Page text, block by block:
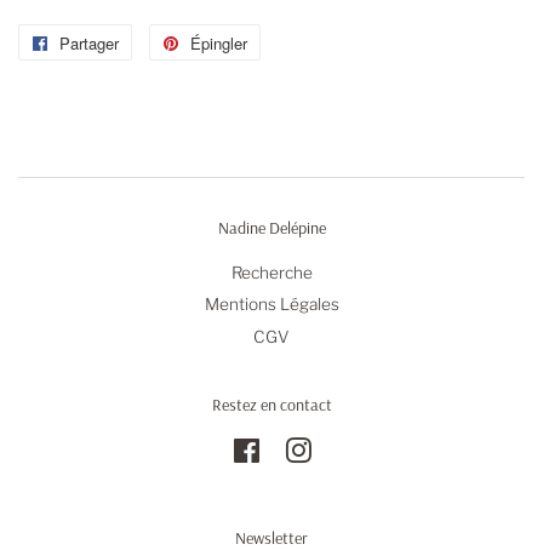
Partager
Partager Épingler
Nadine Delépine
Recherche
Mentions Légales
CGV
Restez en contact
FacebookInstagram
Newsletter